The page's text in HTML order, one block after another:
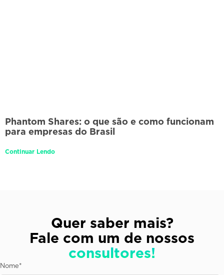
Phantom Shares: o que são e como funcionam
para empresas do Brasil
Continuar Lendo
Quer saber mais?
Fale com um de nossos
consultores!
Nome*